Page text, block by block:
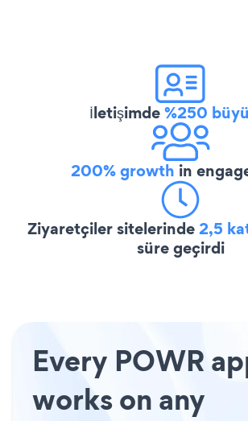
İletişimde%250
200% growth in
Ziyaretçiler sitelerinde2,5
süre geçirdi
Every POWR
works on any